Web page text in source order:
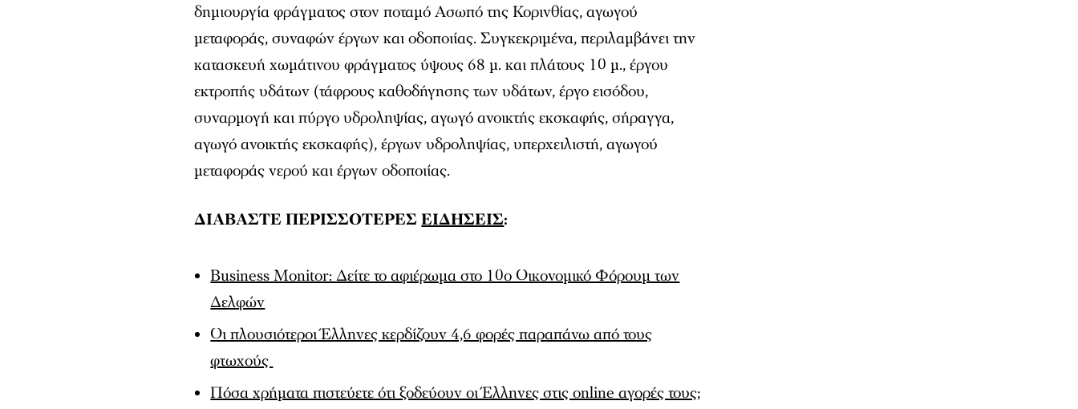
δημιουργία φράγματος στον ποταμό Ασωπό της Κορινθίας, αγωγού
μεταφοράς, συναφών έργων και οδοποιίας. Συγκεκριμένα, περιλαμβάνει την
κατασκευή χωμάτινου φράγματος ύψους 68 μ. και πλάτους 10 μ., έργου
εκτροπής υδάτων (τάφρους καθοδήγησης των υδάτων, έργο εισόδου,
συναρμογή και πύργο υδροληψίας, αγωγό ανοικτής εκσκαφής, σήραγγα,
αγωγό ανοικτής εκσκαφής), έργων υδροληψίας, υπερχειλιστή, αγωγού
μεταφοράς νερού και έργων οδοποιίας.
ΔΙΑΒΑΣΤΕ ΠΕΡΙΣΣΟΤΕΡΕΣΕΙΔΗΣΕΙΣ:
Business Monitor: Δείτε το αφιέρωμα στο 10ο Οικονομικό Φόρουμ των
Δελφών
Οι πλουσιότεροι Έλληνες κερδίζουν 4,6 φορές παραπάνω από τους
φτωχούς
Πόσα χρήματα πιστεύετε ότι ξοδεύουν οι Έλληνες στις online αγορές τους;